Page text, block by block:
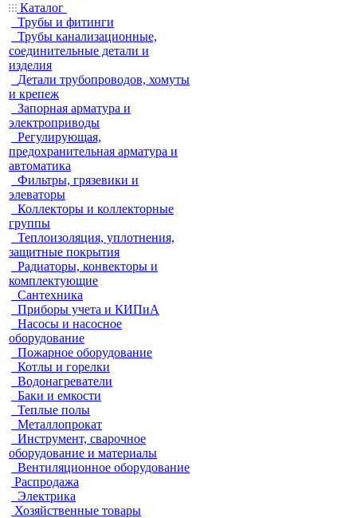
Каталог
Трубы и фитинги
Трубы канализационные,
соединительные детали и
изделия
Детали трубопроводов, хомуты
и крепеж
Запорная арматура и
электроприводы
Регулирующая,
предохранительная арматура и
автоматика
Фильтры, грязевики и
элеваторы
Коллекторы и коллекторные
группы
Теплоизоляция, уплотнения,
защитные покрытия
Радиаторы, конвекторы и
комплектующие
Сантехника
Приборы учета и КИПиА
Насосы и насосное
оборудование
Пожарное оборудование
Котлы и горелки
Водонагреватели
Баки и емкости
Теплые полы
Металлопрокат
Инструмент, сварочное
оборудование и материалы
Вентиляционное оборудование
Распродажа
Электрика
Хозяйственные товары